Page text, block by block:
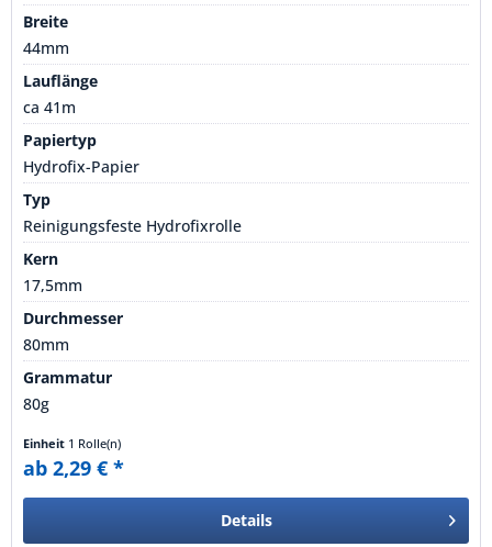
Breite
44mm
Lauflänge
ca 41m
Papiertyp
Hydrofix-Papier
Typ
Reinigungsfeste Hydrofixrolle
Kern
17,5mm
Durchmesser
80mm
Grammatur
80g
Einheit 1 Rolle(n)
ab 2,29 € *
Details